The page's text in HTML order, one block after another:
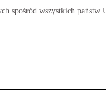
spośród wszystkich